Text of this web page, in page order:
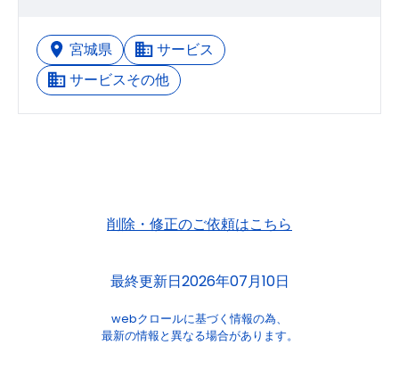
宮城県
サービス
サービスその他
削除・修正のご依頼はこちら
最終更新日2026年07月10日
webクロールに基づく情報の為、
最新の情報と異なる場合があります。